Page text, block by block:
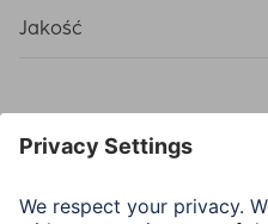
Jakość
Łącza (połączenia, wejścia)